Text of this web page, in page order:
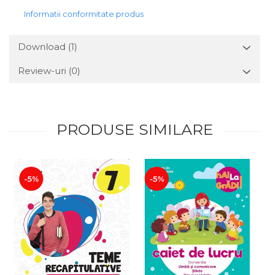
Informatii conformitate produs
Download (1)
Review-uri (0)
PRODUSE SIMILARE
-5% -5%